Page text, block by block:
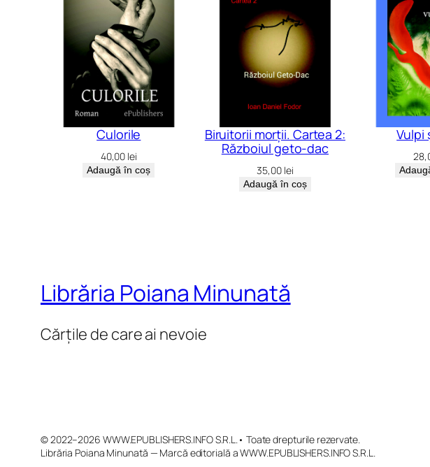
Culorile
40,00 lei
Adaugă în coș
Biruitorii morții. Cartea 2:
Războiul geto-dac
35,00 lei
Adaugă în coș
Vulpi
Librăria Poiana Minunată
Cărțile de care ai nevoie
© 2022–2026 WWW.EPUBLISHERS.INFO S.R.L.• Toate drepturile rezervate.
Librăria Poiana Minunată — Marcă editorială a WWW.EPUBLISHERS.INFO S.R.L.